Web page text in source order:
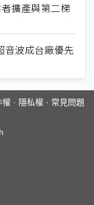
擴產與第二梯
波成台廠優先
權· 隱私權· 常見問題